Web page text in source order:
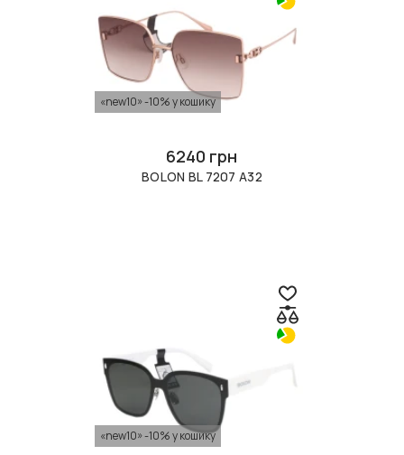
«new10» -10% у кошику
6240 грн
BOLON BL 7207 A32
«new10» -10% у кошику